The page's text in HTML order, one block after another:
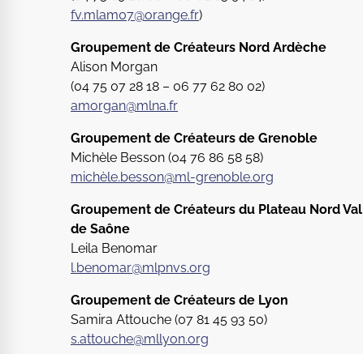
fv.mlam07@orange.fr)
Groupement de Créateurs Nord Ardèche
Alison Morgan
(04 75 07 28 18 – 06 77 62 80 02)
amorgan@mlna.fr
Groupement de Créateurs de Grenoble
Michèle Besson (04 76 86 58 58)
michèle.besson@ml-grenoble.org
Groupement de Créateurs du Plateau Nord Val
de Saône
Leila Benomar
l.benomar@mlpnvs.org
Groupement de Créateurs de Lyon
Samira Attouche (07 81 45 93 50)
s.attouche@mllyon.org